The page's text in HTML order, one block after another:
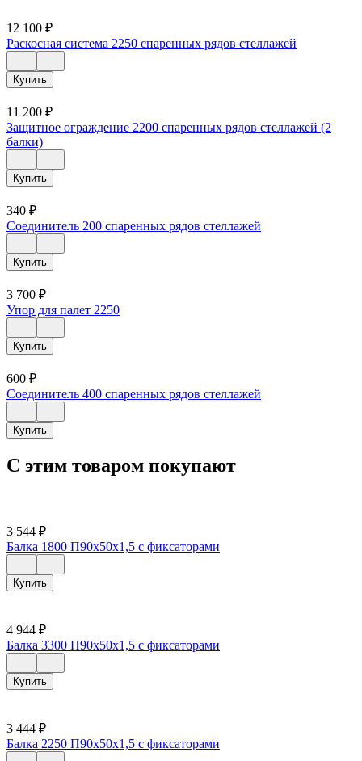
12 100 ₽
Раскосная система 2250 спаренных рядов стеллажей
Купить
11 200 ₽
Защитное ограждение 2200 спаренных рядов стеллажей (2
балки)
Купить
340 ₽
Соединитель 200 спаренных рядов стеллажей
Купить
3 700 ₽
Упор для палет 2250
Купить
600 ₽
Соединитель 400 спаренных рядов стеллажей
Купить
С этим товаром покупают
3 544 ₽
Балка 1800 П90х50х1,5 с фиксаторами
Купить
4 944 ₽
Балка 3300 П90х50х1,5 с фиксаторами
Купить
3 444 ₽
Балка 2250 П90х50х1,5 с фиксаторами